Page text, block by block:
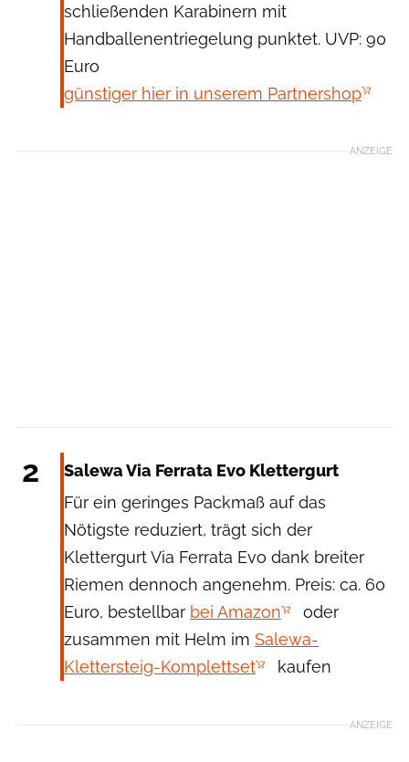
schlie­ßenden Karabinern mit
Handballenentriegelung punktet. UVP: 90
Euro
günstiger hier in unserem Partnershop
ANZEIGE
2
Salewa Via Ferrata Evo Klettergurt
Für ein geringes Packmaß auf das
Nötigste reduziert, trägt sich der
Klettergurt Via Ferrata Evo dank breiter
Riemen dennoch angenehm. Preis: ca. 60
Euro, bestellbar bei Amazon
oder
zusammen mit Helm im Salewa-
Klettersteig-Komplettset
kaufen
ANZEIGE